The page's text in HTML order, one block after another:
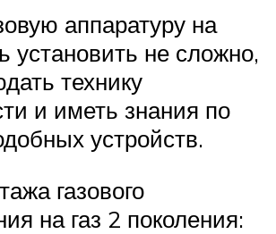
аппаратуру на
установить не сложно,
технику
и иметь знания по
устройств.
газового
на газ 2 поколения: